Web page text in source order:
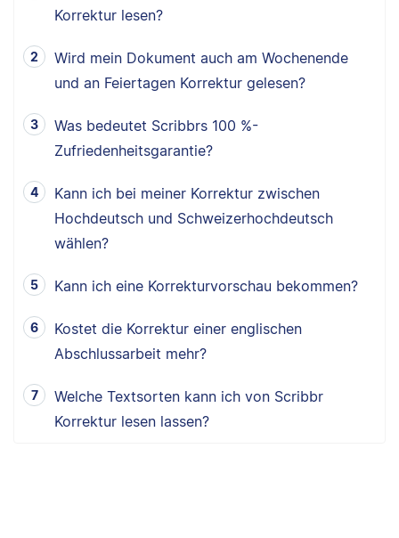
Korrektur lesen?
Wird mein Dokument auch am Wochenende
und an Feiertagen Korrektur gelesen?
Was bedeutet Scribbrs 100 %-
Zufriedenheitsgarantie?
Kann ich bei meiner Korrektur zwischen
Hochdeutsch und Schweizerhochdeutsch
wählen?
Kann ich eine Korrekturvorschau bekommen?
Kostet die Korrektur einer englischen
Abschlussarbeit mehr?
Welche Textsorten kann ich von Scribbr
Korrektur lesen lassen?